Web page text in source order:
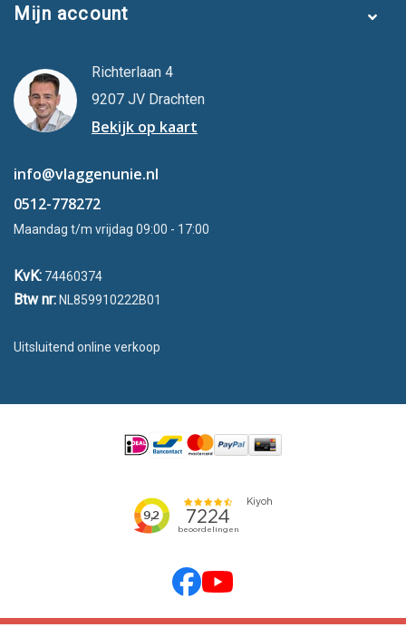
Mijn account
Richterlaan 4
9207 JV Drachten
Bekijk op kaart
info@vlaggenunie.nl
0512-778272
Maandag t/m vrijdag 09:00 - 17:00
KvK: 74460374
Btw nr: NL859910222B01
Uitsluitend online verkoop